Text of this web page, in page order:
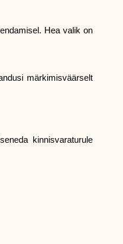
Hea valik on
märkimisväärselt
kinnisvaraturule